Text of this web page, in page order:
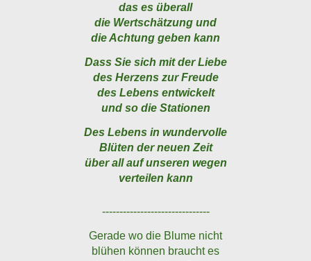
das es überall
die Wertschätzung und
die Achtung geben kann
Dass Sie sich mit der Liebe
des Herzens zur Freude
des Lebens entwickelt
und so die Stationen
Des Lebens in wundervolle
Blüten der neuen Zeit
über all auf unseren wegen
verteilen kann
-------------------------------
Gerade wo die Blume nicht
blühen können braucht es